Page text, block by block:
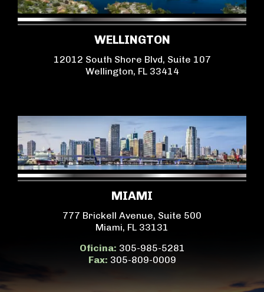
WELLINGTON
12012 South Shore Blvd, Suite 107
Wellington, FL 33414
MIAMI
777 Brickell Avenue, Suite 500
Miami, FL 33131
Oficina: 305-985-5281
Fax: 305-809-0009